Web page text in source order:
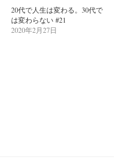
20代で人生は変わる。30代で
は変わらない #21
2020年2月27日